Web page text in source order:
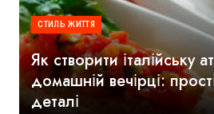
СТИЛЬ ЖИТТЯ
Як створити італійську
домашній вечірці:
деталі